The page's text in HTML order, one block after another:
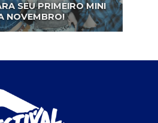
SEU PRIMEIRO MINI
NOVEMBRO!